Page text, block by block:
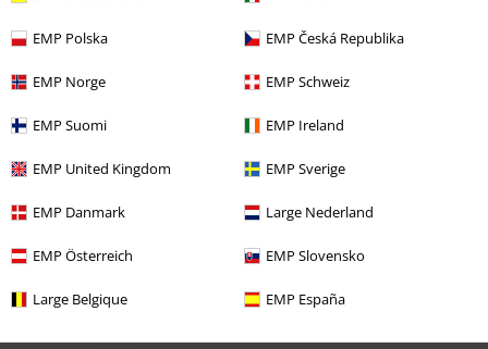
EMP Polska EMP Česká Republika
EMP Norge EMP Schweiz
EMP Suomi EMP Ireland
EMP United Kingdom EMP Sverige
EMP Danmark Large Nederland
EMP Österreich EMP Slovensko
Large Belgique EMP España
Opmerking